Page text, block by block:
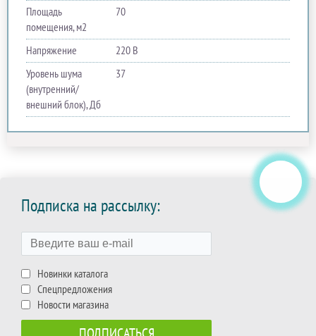
Площадь
помещения, м2
70
Напряжение
220 В
Уровень шума
(внутренний/
внешний блок), Дб
37
Подписка на рассылку:
Новинки каталога
Спецпредложения
Новости магазина